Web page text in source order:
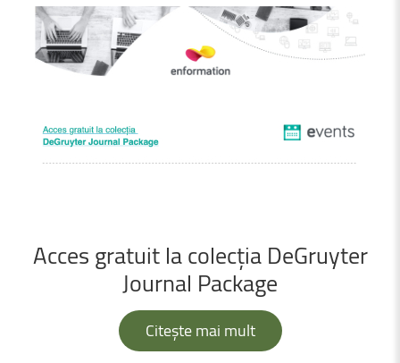
Acces gratuit lacolecția DeGruyter
Journal Package
Citește mai mult